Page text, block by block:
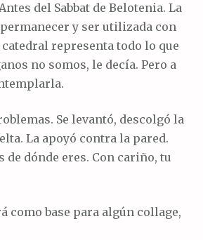
del Sabbat de Belotenia. La
y ser utilizada con
representa todo lo que
no somos, le decía. Pero a
Se levantó, descolgó la
La apoyó contra la pared.
de dónde eres. Con cariño, tu
como base para algún collage,